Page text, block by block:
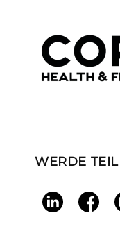
WERDE
LinkedIn